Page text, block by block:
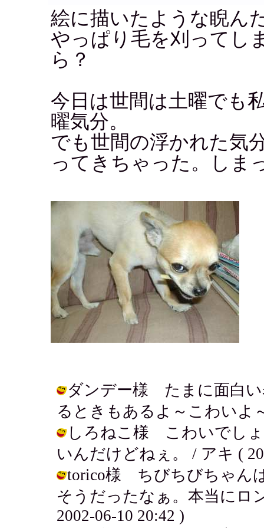
絵に描いたような睨ん
やっぱり毛を刈ってし
ら？
今日は世間は土曜でも
曜気分。
でも世間の浮かれた気
ってきちゃった。しま
ダンデー様 たまに面白い
るときもあるよ～こわいよ
しろねこ様 こわいでしょ
いんだけどねぇ。 / アキ (
torico様 ちびちびちゃん
そうだったなぁ。本当にロ
2002-06-10 20:42 )